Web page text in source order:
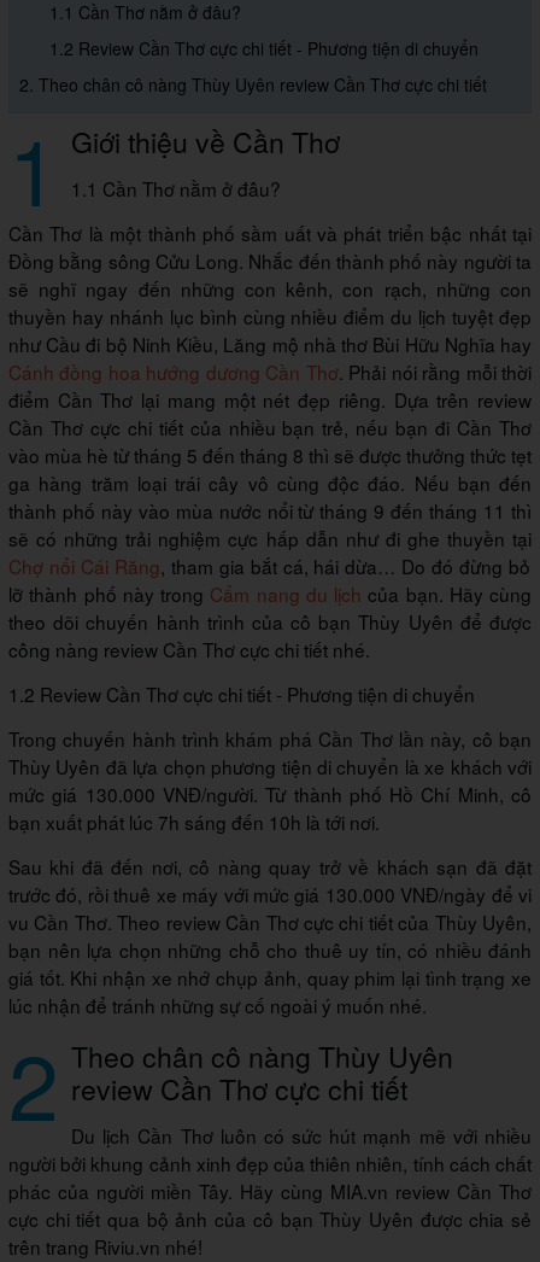
1.1 Cần Thơ nằm ở đâu?
1.2 Review Cần Thơ cực chi tiết - Phương tiện di chuyển
2. Theo chân cô nàng Thùy Uyên review Cần Thơ cực chi tiết
1 Giới thiệu về Cần Thơ
1.1 Cần Thơ nằm ở đâu?
Cần Thơ là một thành phố sầm uất và phát triển bậc nhất tại
Đồng bằng sông Cửu Long. Nhắc đến thành phố này người ta
sẽ nghĩ ngay đến những con kênh, con rạch, những con
thuyền hay nhánh lục bình cùng nhiều điểm du lịch tuyệt đẹp
như Cầu đi bộ Ninh Kiều, Lăng mộ nhà thơ Bùi Hữu Nghĩa hay
Cánh đồng hoa hướng dương Cần Thơ. Phải nói rằng mỗi thời
điểm Cần Thơ lại mang một nét đẹp riêng. Dựa trên review
Cần Thơ cực chi tiết của nhiều bạn trẻ, nếu bạn đi Cần Thơ
vào mùa hè từ tháng 5 đến tháng 8 thì sẽ được thưởng thức tẹt
ga hàng trăm loại trái cây vô cùng độc đáo. Nếu bạn đến
thành phố này vào mùa nước nổi từ tháng 9 đến tháng 11 thì
sẽ có những trải nghiệm cực hấp dẫn như đi ghe thuyền tại
Chợ nổi Cái Răng, tham gia bắt cá, hái dừa… Do đó đừng bỏ
lỡ thành phố này trong Cẩm nang du lịch của bạn. Hãy cùng
theo dõi chuyến hành trình của cô bạn Thùy Uyên để được
công nàng review Cần Thơ cực chi tiết nhé.
1.2 Review Cần Thơ cực chi tiết - Phương tiện di chuyển
Trong chuyến hành trình khám phá Cần Thơ lần này, cô bạn
Thùy Uyên đã lựa chọn phương tiện di chuyển là xe khách với
mức giá 130.000 VNĐ/người. Từ thành phố Hồ Chí Minh, cô
bạn xuất phát lúc 7h sáng đến 10h là tới nơi.
Sau khi đã đến nơi, cô nàng quay trở về khách sạn đã đặt
trước đó, rồi thuê xe máy với mức giá 130.000 VNĐ/ngày để vi
vu Cần Thơ. Theo review Cần Thơ cực chi tiết của Thùy Uyên,
bạn nên lựa chọn những chỗ cho thuê uy tín, có nhiều đánh
giá tốt. Khi nhận xe nhớ chụp ảnh, quay phim lại tình trạng xe
lúc nhận để tránh những sự cố ngoài ý muốn nhé.
2 Theo chân cô nàng Thùy Uyên
review Cần Thơ cực chi tiết
Du lịch Cần Thơ luôn có sức hút mạnh mẽ với nhiều
người bởi khung cảnh xinh đẹp của thiên nhiên, tính cách chất
phác của người miền Tây. Hãy cùng MIA.vn review Cần Thơ
cực chi tiết qua bộ ảnh của cô bạn Thùy Uyên được chia sẻ
trên trang Riviu.vn nhé!